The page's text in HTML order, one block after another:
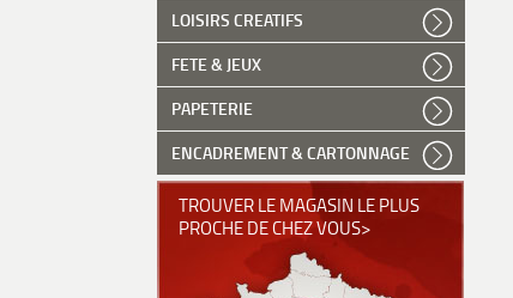
LOISIRS CREATIFS
FETE & JEUX
PAPETERIE
ENCADREMENT & CARTONNAGE
TROUVER LE MAGASIN LE PLUS
PROCHE DE CHEZ VOUS>